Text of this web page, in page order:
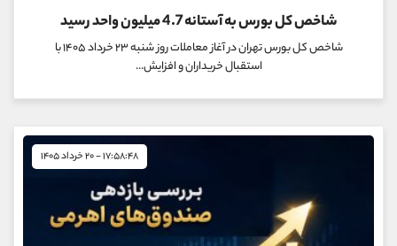
شاخص کل بورس به آستانه 4.7 میلیون واحد رسید
شاخص کل بورس تهران در آغاز معاملات روز شنبه ۲۳ خرداد ۱۴۰۵ با
استقبال خریداران و افزایش...
۱۷:۵۸:۴۸ - ۲۰ خرداد ۱۴۰۵